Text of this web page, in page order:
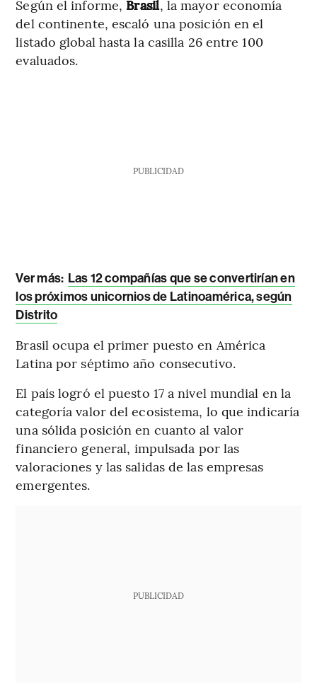
Según el informe, Brasil, la mayor economía
del continente, escaló una posición en el
listado global hasta la casilla 26 entre 100
evaluados.
PUBLICIDAD
Ver más: Las 12 compañías que se convertirían en
los próximos unicornios de Latinoamérica, según
Distrito
Brasil ocupa el primer puesto en América
Latina por séptimo año consecutivo.
El país logró el puesto 17 a nivel mundial en la
categoría valor del ecosistema, lo que indicaría
una sólida posición en cuanto al valor
financiero general, impulsada por las
valoraciones y las salidas de las empresas
emergentes.
PUBLICIDAD